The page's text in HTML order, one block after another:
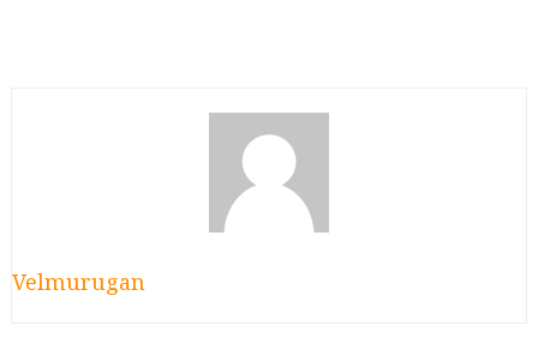
Velmurugan